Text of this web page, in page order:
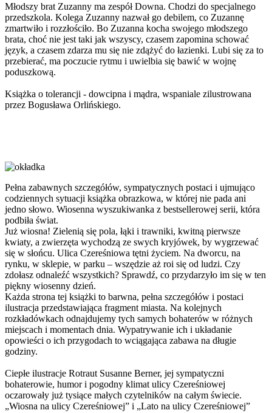
Młodszy brat Zuzanny ma zespół Downa. Chodzi do specjalnego
przedszkola. Kolega Zuzanny nazwał go debilem, co Zuzannę
zmartwiło i rozzłościło. Bo Zuzanna kocha swojego młodszego
brata, choć nie jest taki jak wszyscy, czasem zapomina schować
język, a czasem zdarza mu się nie zdążyć do łazienki. Lubi się za to
przebierać, ma poczucie rytmu i uwielbia się bawić w wojnę
poduszkową.
Książka o tolerancji - dowcipna i mądra, wspaniale zilustrowana
przez Bogusława Orlińskiego.
Pełna zabawnych szczegółów, sympatycznych postaci i ujmująco
codziennych sytuacji książka obrazkowa, w której nie pada ani
jedno słowo. Wiosenna wyszukiwanka z bestsellerowej serii, która
podbiła świat.
Już wiosna! Zielenią się pola, łąki i trawniki, kwitną pierwsze
kwiaty, a zwierzęta wychodzą ze swych kryjówek, by wygrzewać
się w słońcu. Ulica Czereśniowa tętni życiem. Na dworcu, na
rynku, w sklepie, w parku – wszędzie aż roi się od ludzi. Czy
zdołasz odnaleźć wszystkich? Sprawdź, co przydarzyło im się w ten
piękny wiosenny dzień.
Każda strona tej książki to barwna, pełna szczegółów i postaci
ilustracja przedstawiająca fragment miasta. Na kolejnych
rozkładówkach odnajdujemy tych samych bohaterów w różnych
miejscach i momentach dnia. Wypatrywanie ich i układanie
opowieści o ich przygodach to wciągająca zabawa na długie
godziny.
Ciepłe ilustracje Rotraut Susanne Berner, jej sympatyczni
bohaterowie, humor i pogodny klimat ulicy Czereśniowej
oczarowały już tysiące małych czytelników na całym świecie.
„Wiosna na ulicy Czereśniowej” i „Lato na ulicy Czereśniowej”